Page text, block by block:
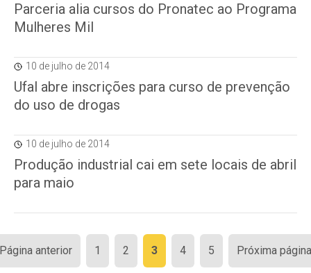
Parceria alia cursos do Pronatec ao Programa
Mulheres Mil
10 de julho de 2014
Ufal abre inscrições para curso de prevenção
do uso de drogas
10 de julho de 2014
Produção industrial cai em sete locais de abril
para maio
Paginação
de
anterior 1 2 3 4 5 Próxima